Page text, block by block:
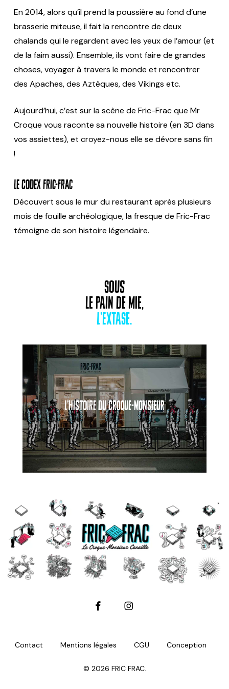
En 2014, alors qu’il prend la poussière au fond d’une
brasserie miteuse, il fait la rencontre de deux
chalands qui le regardent avec les yeux de l’amour (et
de la faim aussi). Ensemble, ils vont faire de grandes
choses, voyager à travers le monde et rencontrer
des Apaches, des Aztèques, des Vikings etc.
Aujourd’hui, c’est sur la scène de Fric-Frac que Mr
Croque vous raconte sa nouvelle histoire (en 3D dans
vos assiettes), et croyez-nous elle se dévore sans fin
!
Le Codex Fric-Frac
Découvert sous le mur du restaurant après plusieurs
mois de fouille archéologique, la fresque de Fric-Frac
témoigne de son histoire légendaire.
SOUS
LE PAIN DE MIE,
L’EXTASE.
L’histoire du Croque-Monsieur
Contact Mentions légales CGU Conception
© 2026 FRIC FRAC.